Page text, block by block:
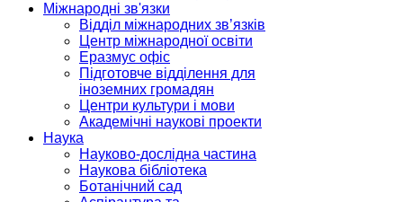
Міжнародні зв'язки
Відділ міжнародних зв’язків
Центр міжнародної освіти
Еразмус офіс
Підготовче відділення для
іноземних громадян
Центри культури і мови
Академічні наукові проекти
Наука
Науково-дослідна частина
Наукова бібліотека
Ботанічний сад